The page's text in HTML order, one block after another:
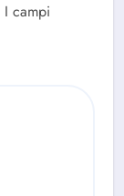
I campi